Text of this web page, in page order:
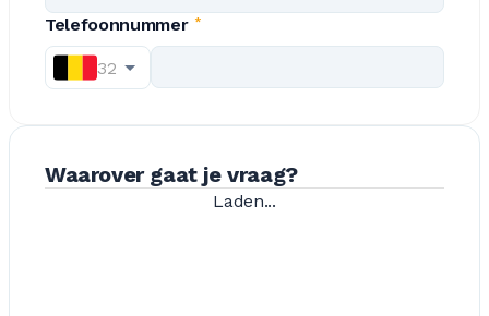
Telefoonnummer *
32
Waarover gaat je vraag?
Laden...